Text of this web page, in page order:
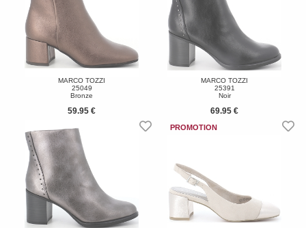
MARCO TOZZI
25049
Bronze
59.95 €
MARCO TOZZI
25391
Noir
69.95 €